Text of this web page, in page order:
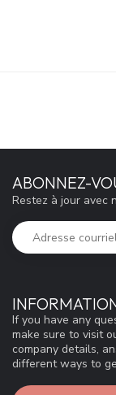
If you have any
make sure to visit
company details,
different ways to
ABONNEZ-
Restez à jour avec